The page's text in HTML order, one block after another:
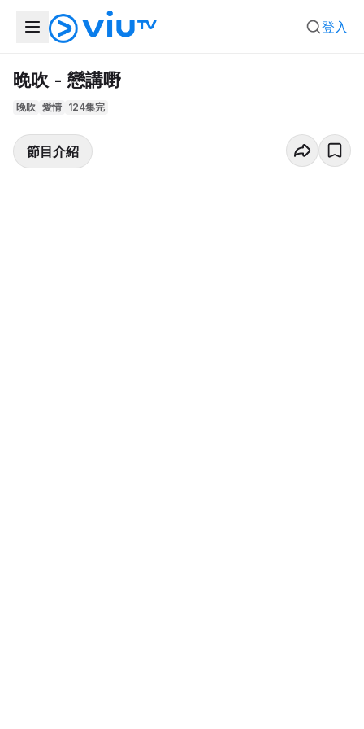
登入
晚吹 - 戀講嘢
晚吹 愛情 124集完
節目介紹